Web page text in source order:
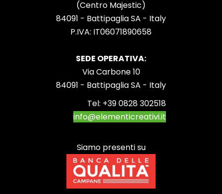
(Centro Majestic)
84091 - Battipaglia SA - Italy
P.IVA: IT06071890658
SEDE OPERATIVA:
Via Carbone 10
84091 - Battipaglia SA - Italy
Tel: +39 0828 302518
info@elementicreativi.it
Siamo presenti su